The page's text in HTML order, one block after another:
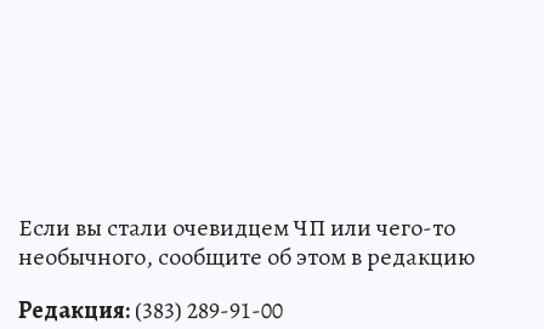
Если вы стали очевидцем ЧП или чего-то
необычного, сообщите об этом в редакцию
Редакция:(383) 289-91-00